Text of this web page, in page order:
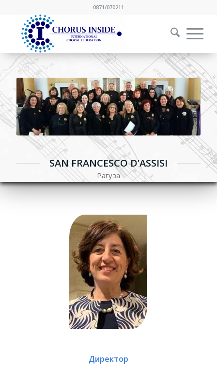
0871/070211
SAN FRANCESCO D’ASSISI
Рагуза
Директор